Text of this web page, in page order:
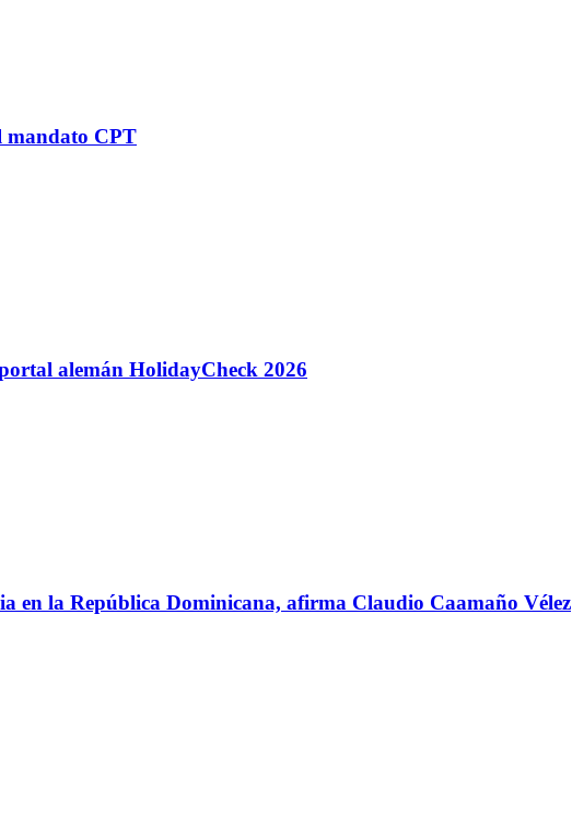
mandato CPT
alemán HolidayCheck 2026
en la República Dominicana, afirma Claudio Caamaño Vélez